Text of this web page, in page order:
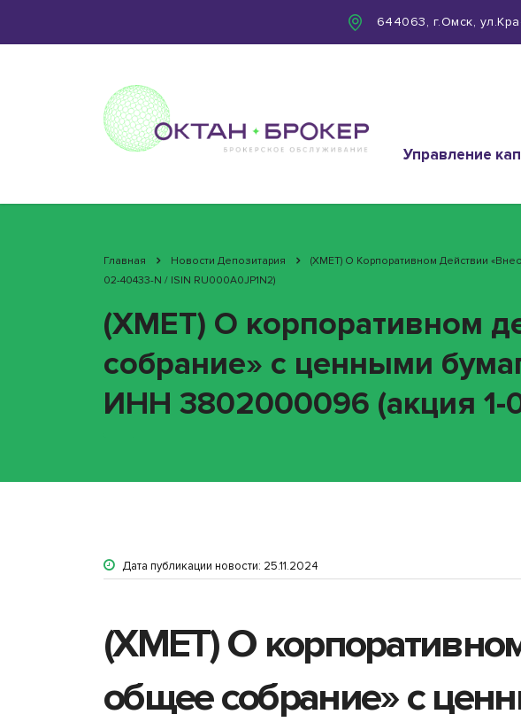
644063, г.Омск,
Управление
Главная Новости Депозитария
(XMET) О Корпоративном Действии
02-40433-N / ISIN RU000A0JP1N2)
(XMET) О корпоративном
собрание» с ценными
ИНН 3802000096 (акция 1-
Дата публикации новости: 25.11.2024
(XMET) О
общее собрание» с